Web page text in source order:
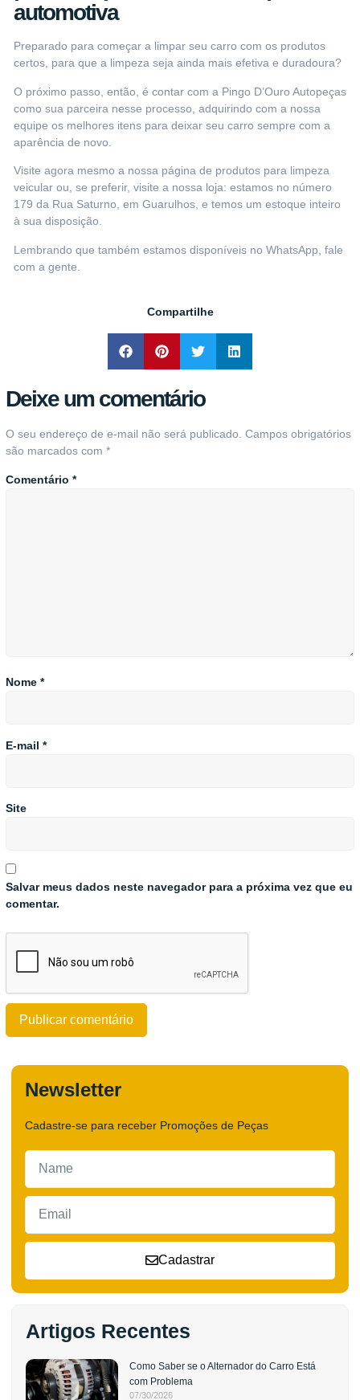
Compartilhe
automotiva
Preparado para começar a limpar seu carro com os produtos
certos, para que a limpeza seja ainda mais efetiva e duradoura?
O próximo passo, então, é contar com a Pingo D’Ouro Autopeças
como sua parceira nesse processo, adquirindo com a nossa
equipe os melhores itens para deixar seu carro sempre com a
aparência de novo.
Visite agora mesmo a nossa página de produtos para limpeza
veicular ou, se preferir, visite a nossa loja: estamos no número
179 da Rua Saturno, em Guarulhos, e temos um estoque inteiro
à sua disposição.
Lembrando que também estamos disponíveis no WhatsApp, fale
com a gente
Deixe um comentário
O seu endereço de e-mail não será publicado. Campos obrigatórios
são marcados com *
Comentário *
Nome *
E-mail *
Site
Salvar meus dados neste navegador para a próxima vez que eu
comentar.
Newsletter
Cadastre-se para receber Promoções de Peças
Cadastrar
Artigos Recentes
Como Saber se o Alternador do Carro Está
com Problema
07/30/2026